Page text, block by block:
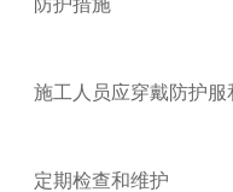
防护措施
施工人员应穿戴防护
定期检查和维护